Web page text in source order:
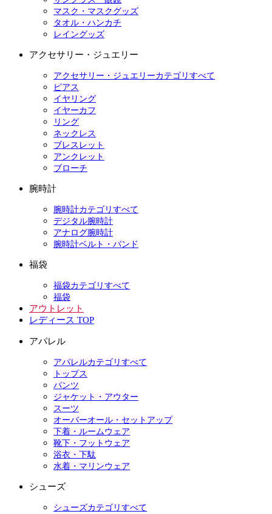
マスク・マスクグッズ
タオル・ハンカチ
レイングッズ
アクセサリー・ジュエリー
アクセサリー・ジュエリーカテゴリすべて
ピアス
イヤリング
イヤーカフ
リング
ネックレス
ブレスレット
アンクレット
ブローチ
腕時計
腕時計カテゴリすべて
デジタル腕時計
アナログ腕時計
腕時計ベルト・バンド
福袋
福袋カテゴリすべて
福袋
アウトレット
レディース TOP
アパレル
アパレルカテゴリすべて
トップス
パンツ
ジャケット・アウター
スーツ
オーバーオール・セットアップ
下着・ルームウェア
靴下・フットウェア
浴衣・下駄
水着・マリンウェア
シューズ
シューズカテゴリすべて